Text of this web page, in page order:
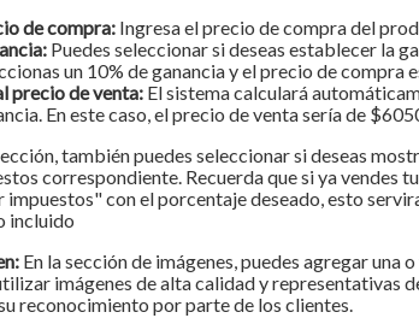
de compra: Ingresa el precio de compra del
Puedes seleccionar si deseas establecer la
un 10% de ganancia y el precio de
precio de venta: El sistema calculará
En este caso, el precio de venta sería de
también puedes seleccionar si deseas
correspondiente. Recuerda que si ya
impuestos" con el porcentaje deseado, esto
incluido
En la sección de imágenes, puedes agregar
imágenes de alta calidad y representativas
reconocimiento por parte de los clientes.